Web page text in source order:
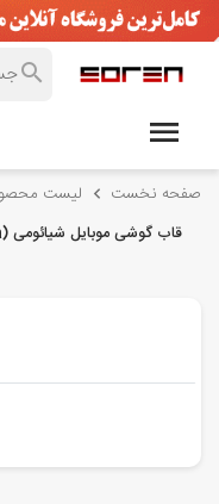
صفحه نخست لیست
قاب گوشی موبایل شیائومی Xiaomi Redmi 4 (China)